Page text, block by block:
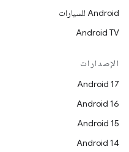
Android للسيارات
Android TV
الإصدارات
Android 17
Android 16
Android 15
Android 14